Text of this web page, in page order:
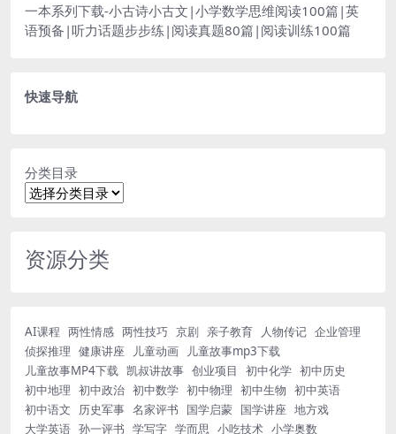
一本系列下载-小古诗小古文|小学数学思维阅读100篇|英
语预备|听力话题步步练|阅读真题80篇|阅读训练100篇
快速导航
分类目录
资源分类
AI课程 两性情感 两性技巧 京剧 亲子教育 人物传记 企业管理
侦探推理 健康讲座 儿童动画
儿童故事mp3下载
儿童故事MP4下载 凯叔讲故事 创业项目 初中化学 初中历史
初中地理 初中政治 初中数学 初中物理 初中生物 初中英语
初中语文
历史军事 名家评书 国学启蒙 国学讲座 地方戏
大学英语 孙一评书 学写字 学而思 小吃技术 小学奥数